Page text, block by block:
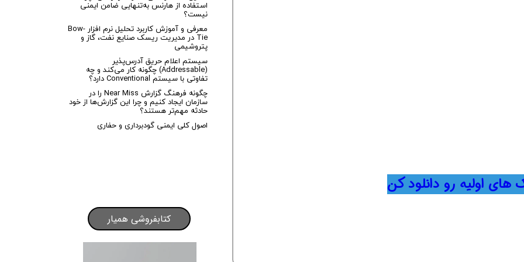
اولیه رو دانلود کن
استفاده از هارنس به‌تنهایی ضامن ایمنی
نیست؟
معرفی و آموزش کاربرد تحلیل نرم افزار Bow-
Tie در مدیریت ریسک صنایع نفت، گاز و
پتروشیمی
سیستم اعلام حریق آدرس‌پذیر
(Addressable) چگونه کار می‌کند و چه
تفاوتی با سیستم Conventional دارد؟
چگونه فرهنگ گزارش Near Miss را در
سازمان ایجاد کنیم و چرا این گزارش‌ها از خود
حادثه مهم‌تر هستند؟
اصول کلی ایمنی گودبرداری و حفاری
کتابفروشی همیار